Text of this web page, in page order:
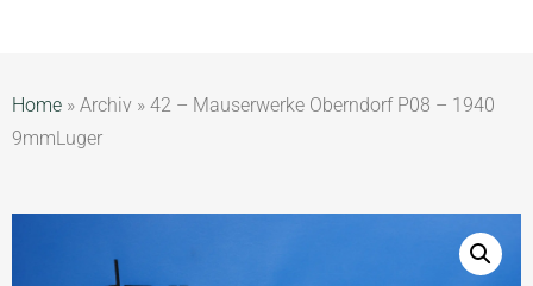
Home » Archiv » 42 – Mauserwerke Oberndorf P08 – 1940
9mmLuger